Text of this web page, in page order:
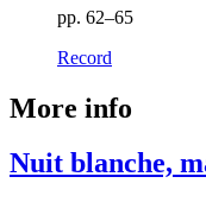
pp. 62–65
Record
More info
Nuit blanche,